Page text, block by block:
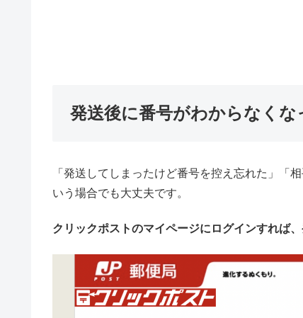
発送後に番号がわからなく
「発送してしまったけど番号を控え忘れた」「
いう場合でも大丈夫です。
クリックポストのマイページにログインすれば